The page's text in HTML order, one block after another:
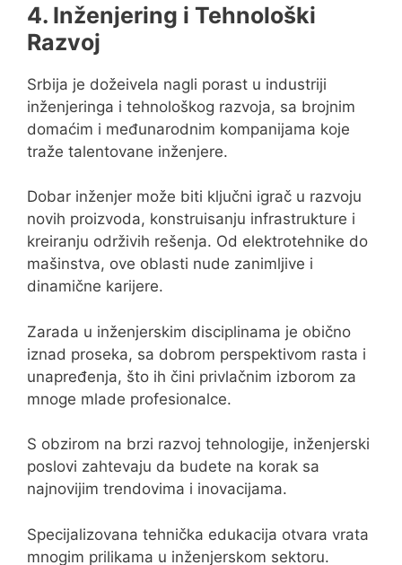
4. Inženjering i Tehnološki
Razvoj
Srbija je dožeivela nagli porast u industriji
inženjeringa i tehnološkog razvoja, sa brojnim
domaćim i međunarodnim kompanijama koje
traže talentovane inženjere.
Dobar inženjer može biti ključni igrač u razvoju
novih proizvoda, konstruisanju infrastrukture i
kreiranju održivih rešenja. Od elektrotehnike do
mašinstva, ove oblasti nude zanimljive i
dinamične karijere.
Zarada u inženjerskim disciplinama je obično
iznad proseka, sa dobrom perspektivom rasta i
unapređenja, što ih čini privlačnim izborom za
mnoge mlade profesionalce.
S obzirom na brzi razvoj tehnologije, inženjerski
poslovi zahtevaju da budete na korak sa
najnovijim trendovima i inovacijama.
Specijalizovana tehnička edukacija otvara vrata
mnogim prilikama u inženjerskom sektoru.